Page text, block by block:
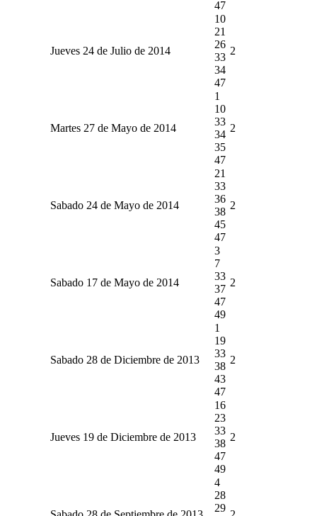
47
Jueves 24 de Julio de 2014
10
21
26
33
34
47
2
Martes 27 de Mayo de 2014
1
10
33
34
35
47
2
Sabado 24 de Mayo de 2014
21
33
36
38
45
47
2
Sabado 17 de Mayo de 2014
3
7
33
37
47
49
2
Sabado 28 de Diciembre de 2013
1
19
33
38
43
47
2
Jueves 19 de Diciembre de 2013
16
23
33
38
47
49
2
4
28
29